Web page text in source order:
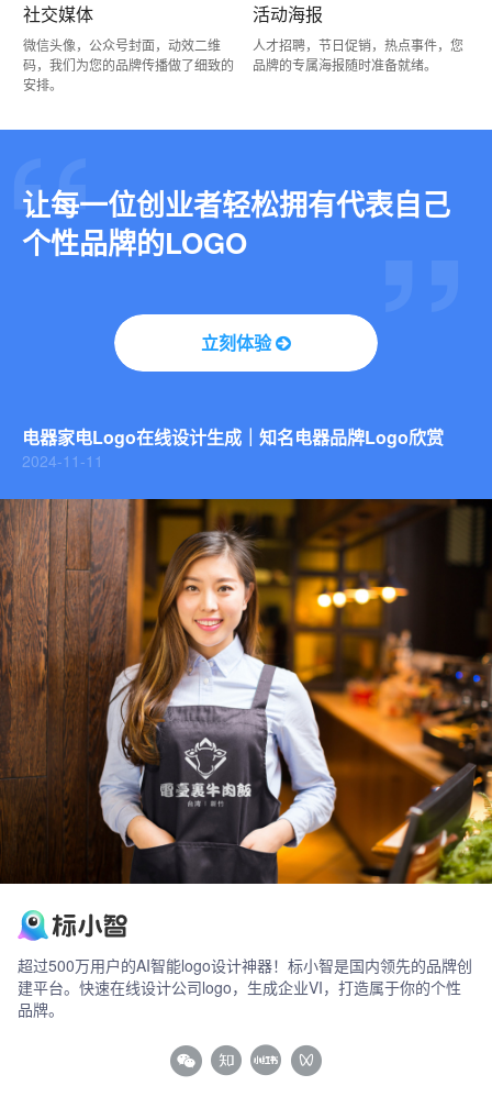
社交媒体
微信头像，公众号封面，动效二维
码，我们为您的品牌传播做了细致的
安排。
活动海报
人才招聘，节日促销，热点事件，您
品牌的专属海报随时准备就绪。
让每一位创业者轻松拥有代表自己
个性品牌的LOGO
立刻体验
库迪咖啡Logo品牌升级，咖啡Logo设计还能这么创意！
电器家电Logo在线设计生成｜知名电器品牌Logo欣赏
2024-11-11
2024-10-24
3步在线生成动态LOGO：让你的品牌“活”起来
2025-02-25
超过500万用户的AI智能logo设计神器！标小智是国内领先的品牌创
建平台。快速在线设计公司logo，生成企业VI，打造属于你的个性
品牌。